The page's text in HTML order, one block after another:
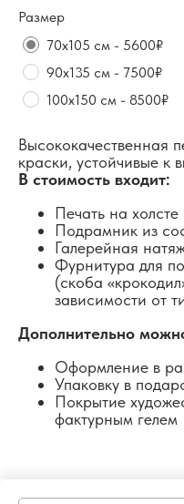
Размер
70х105 см - 5600₽
90х135 см - 7500₽
100х150 см - 8500₽
Высококачественная
краски, устойчивые к
В стоимость входит:
Печать на холсте
Подрамник из
Галерейная
Фурнитура для
(скоба
зависимости от
Дополнительно
Оформление в
Упаковку в
Покрытие
фактурным гелем